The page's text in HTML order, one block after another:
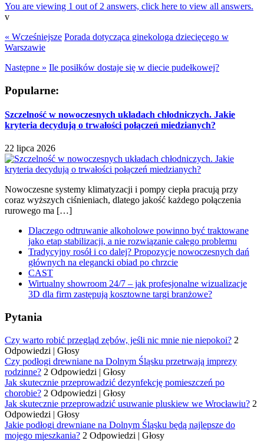
You are viewing 1 out of 2 answers, click here to view all answers.
v
« Wcześniejsze Porada dotycząca ginekologa dziecięcego w
Warszawie
Następne » Ile posiłków dostaje się w diecie pudełkowej?
Popularne:
Szczelność w nowoczesnych układach chłodniczych. Jakie
kryteria decydują o trwałości połączeń miedzianych?
22 lipca 2026
Nowoczesne systemy klimatyzacji i pompy ciepła pracują przy
coraz wyższych ciśnieniach, dlatego jakość każdego połączenia
rurowego ma […]
Dlaczego odtruwanie alkoholowe powinno być traktowane
jako etap stabilizacji, a nie rozwiązanie całego problemu
Tradycyjny rosół i co dalej? Propozycje nowoczesnych dań
głównych na elegancki obiad po chrzcie
CAST
Wirtualny showroom 24/7 – jak profesjonalne wizualizacje
3D dla firm zastępują kosztowne targi branżowe?
Pytania
Czy warto robić przegląd zębów, jeśli nic mnie nie niepokoi? 2
Odpowiedzi | Głosy
Czy podłogi drewniane na Dolnym Śląsku przetrwają imprezy
rodzinne? 2 Odpowiedzi | Głosy
Jak skutecznie przeprowadzić dezynfekcję pomieszczeń po
chorobie? 2 Odpowiedzi | Głosy
Jak skutecznie przeprowadzić usuwanie pluskiew we Wrocławiu? 2
Odpowiedzi | Głosy
Jakie podłogi drewniane na Dolnym Śląsku będą najlepsze do
mojego mieszkania? 2 Odpowiedzi | Głosy